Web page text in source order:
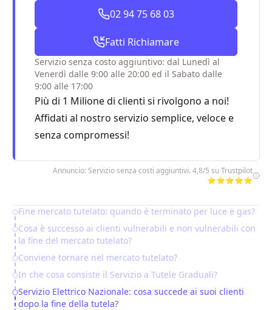
02 94 75 68 03
Fatti Richiamare
Servizio senza costo aggiuntivo: dal Lunedì al
Venerdì dalle 9:00 alle 20:00 ed il Sabato dalle
9:00 alle 17:00
Più di 1 Milione di clienti si rivolgono a noi!
Affidati al nostro servizio semplice, veloce e
senza compromessi!
Annuncio: Servizio senza costi aggiuntivi. 4,8/5 su Trustpilot
⭐⭐⭐⭐⭐
Table of Contents
Fine mercato tutelato: quando è terminato per luce e gas?
Cosa è successo ai clienti vulnerabili e non vulnerabili con
la fine del mercato tutelato?
Conviene tornare nel mercato tutelato?
In che cosa consiste il Servizio a Tutele Graduali?
Servizio Elettrico Nazionale: cosa succede ai suoi clienti
dopo la fine della tutela?